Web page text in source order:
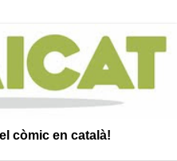
còmic en català!